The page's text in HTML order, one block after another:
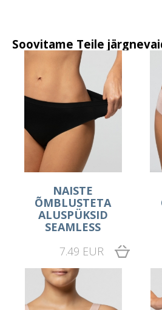
Soovitame Teile
NAISTE
ÕMBLUSTETA
ALUSPÜKSID
SEAMLESS
7.49 EUR